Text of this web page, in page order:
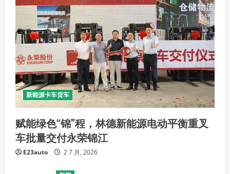
新能源卡车货车
赋能绿色“锦”程，林德新能源电动平衡重叉
车批量交付永荣锦江
E23auto 2 7 月, 2026